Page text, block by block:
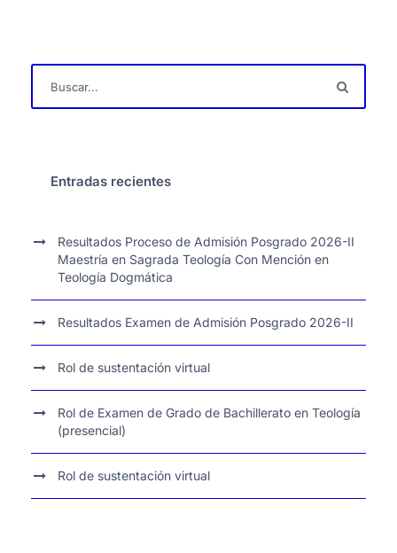
Entradas recientes
Resultados Proceso de Admisión Posgrado 2026-II
Maestría en Sagrada Teología Con Mención en
Teología Dogmática
Resultados Examen de Admisión Posgrado 2026-II
Rol de sustentación virtual
Rol de Examen de Grado de Bachillerato en Teología
(presencial)
Rol de sustentación virtual